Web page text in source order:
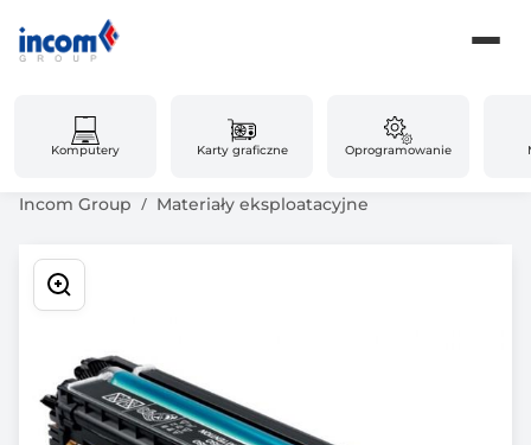
Komputery Karty graficzne Oprogramowanie
Incom Group Materiały eksploatacyjne